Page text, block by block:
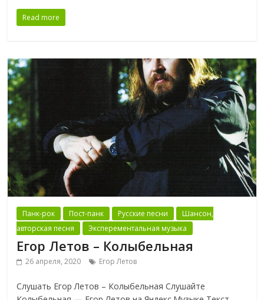
Read more
Панк-рок Пост-панк Русские песни
Шансон,
авторская песня
Эксперементальная музыка
Егор Летов – Колыбельная
26 апреля, 2020 Егор Летов
Слушать Егор Летов – Колыбельная Слушайте